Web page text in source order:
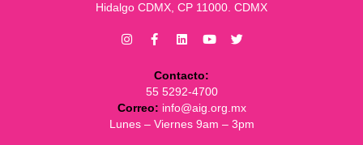
Hidalgo CDMX, CP 11000. CDMX
Contacto:
55 5292-4700
Correo: info@aig.org.mx
Lunes – Viernes 9am – 3pm